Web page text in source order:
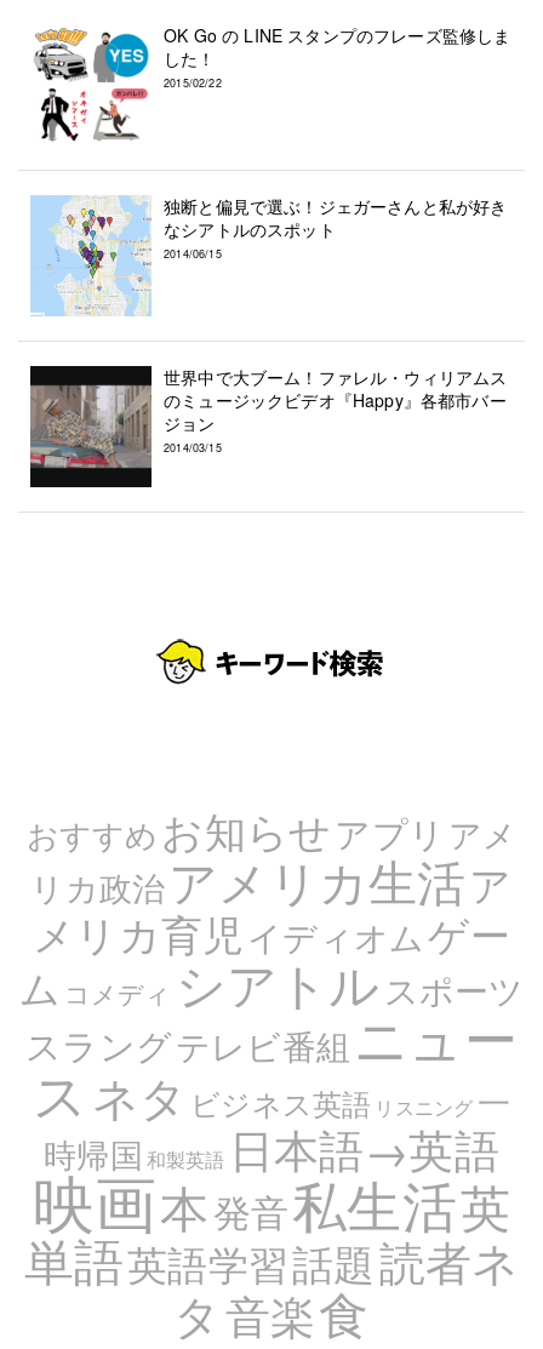
OK Go の LINE スタンプのフレーズ監修しま
した！
2015/02/22
独断と偏見で選ぶ！ジェガーさんと私が好き
なシアトルのスポット
2014/06/15
世界中で大ブーム！ファレル・ウィリアムス
のミュージックビデオ『Happy』各都市バー
ジョン
2014/03/15
おすすめ お知らせアプリ アメ
リカ政治アメリカ生活ア
メリカ育児 イディオムゲー
ム コメディ シアトル スポーツ
スラングテレビ番組 ニュー
ス ネタ ビジネス英語 リスニング 一
時帰国 和製英語 日本語→英語
映画本発音私生活英
単語英語学習話題読者ネ
タ 音楽食